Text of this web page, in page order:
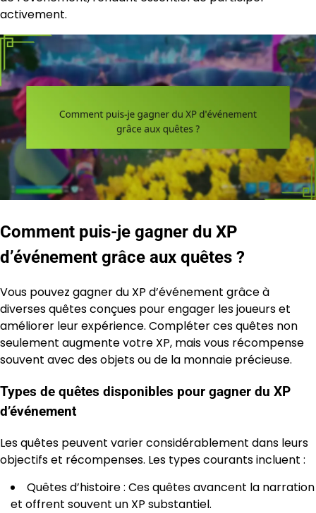
activement.
Comment puis-je gagner du XP
d’événement grâce aux quêtes ?
Vous pouvez gagner du XP d’événement grâce à
diverses quêtes conçues pour engager les joueurs et
améliorer leur expérience. Compléter ces quêtes non
seulement augmente votre XP, mais vous récompense
souvent avec des objets ou de la monnaie précieuse.
Types de quêtes disponibles pour gagner du XP
d’événement
Les quêtes peuvent varier considérablement dans leurs
objectifs et récompenses. Les types courants incluent :
Quêtes d’histoire : Ces quêtes avancent la narration
et offrent souvent un XP substantiel.